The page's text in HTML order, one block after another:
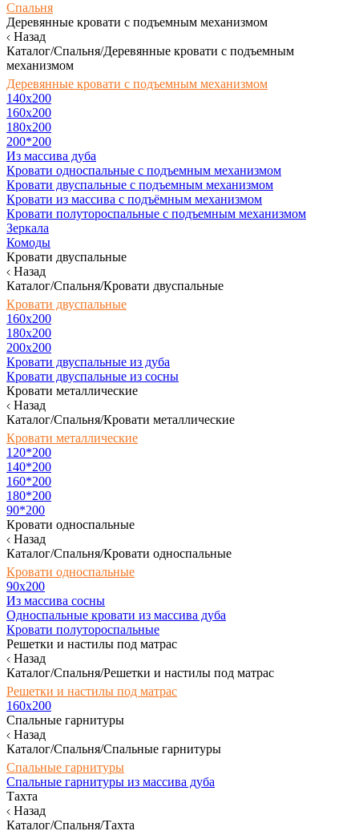
Спальня
Деревянные кровати с подъемным механизмом
Назад
Каталог/Спальня/Деревянные кровати с подъемным
механизмом
Деревянные кровати с подъемным механизмом
140x200
160х200
180х200
200*200
Из массива дуба
Кровати односпальные с подъемным механизмом
Кровати двуспальные с подъемным механизмом
Кровати из массива с подъёмным механизмом
Кровати полутороспальные с подъемным механизмом
Зеркала
Комоды
Кровати двуспальные
Назад
Каталог/Спальня/Кровати двуспальные
Кровати двуспальные
160х200
180x200
200x200
Кровати двуспальные из дуба
Кровати двуспальные из сосны
Кровати металлические
Назад
Каталог/Спальня/Кровати металлические
Кровати металлические
120*200
140*200
160*200
180*200
90*200
Кровати односпальные
Назад
Каталог/Спальня/Кровати односпальные
Кровати односпальные
90х200
Из массива сосны
Односпальные кровати из массива дуба
Кровати полутороспальные
Решетки и настилы под матрас
Назад
Каталог/Спальня/Решетки и настилы под матрас
Решетки и настилы под матрас
160х200
Спальные гарнитуры
Назад
Каталог/Спальня/Спальные гарнитуры
Спальные гарнитуры
Спальные гарнитуры из массива дуба
Тахта
Назад
Каталог/Спальня/Тахта